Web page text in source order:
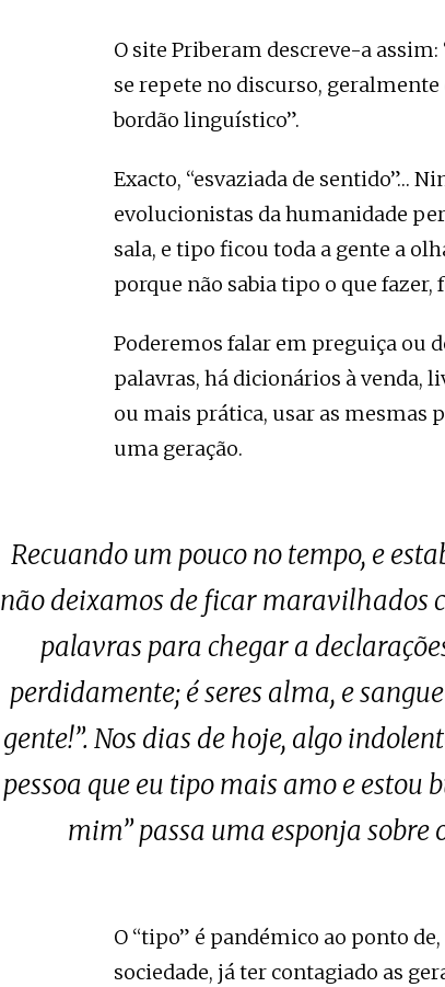
O site Priberam descreve-a
se repete no discurso,
bordão linguístico”.
Exacto, “esvaziada de sentido”…
evolucionistas da humanidade
sala, e tipo ficou toda a gente a
porque não sabia tipo o que fazer,
Poderemos falar em preguiça ou
palavras, há dicionários à venda,
ou mais prática, usar as mesmas
uma geração.
Recuando um pouco no tempo, e
não deixamos de ficar maravilhados
palavras para chegar a
perdidamente; é seres alma, e
gente!”. Nos dias de hoje, algo
pessoa que eu tipo mais amo e estou
mim” passa uma esponja sobre
O “tipo” é pandémico ao ponto
sociedade, já ter contagiado as